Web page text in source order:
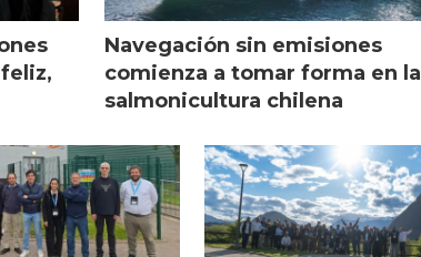
Navegación sin emisiones
comienza a tomar forma en la
salmonicultura chilena